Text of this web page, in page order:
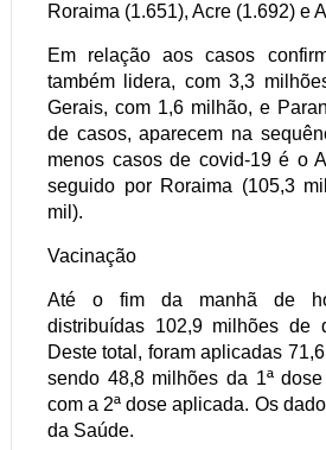
Roraima (1.651), Acre (1.692) e
Em relação aos casos
também lidera, com 3,3
Gerais, com 1,6 milhão, e
de casos, aparecem na
menos casos de covid-19 é o
seguido por Roraima (105,3
mil).
Vacinação
Até o fim da manhã de
distribuídas 102,9 milhões de
Deste total, foram aplicadas
sendo 48,8 milhões da 1ª
com a 2ª dose aplicada. Os
da Saúde.